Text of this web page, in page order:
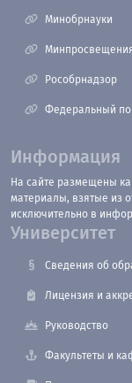
Минобрнауки
Рособрнадзор
Федеральный
Информация
На сайте размещены
материалы, взятые из
исключительно в
Университет
Сведения об
Лицензия и
Руководство
Факультеты и